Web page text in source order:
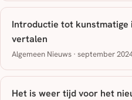
Introductie tot kunstmatige
vertalen
Algemeen Nieuws · september
Het is weer tijd voor het